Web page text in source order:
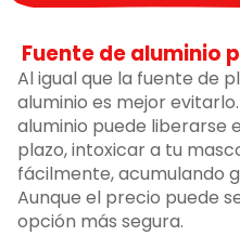
Fuente de aluminio
Al igual que la fuente de
aluminio es mejor
aluminio puede liberarse
plazo, intoxicar a tu
fácilmente, acumulando
Aunque el precio puede
opción más segura.